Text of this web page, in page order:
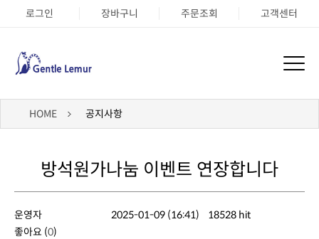
로그인 장바구니 주문조회 고객센터
HOME 공지사항
방석원가나눔 이벤트 연장합니다
운영자 2025-01-09 (16:41)
18528 hit
좋아요 (0)